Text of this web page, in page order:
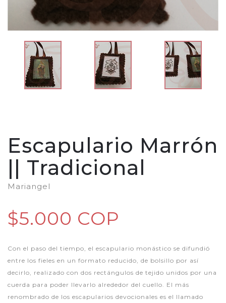
Escapulario Marrón
|| Tradicional
Mariangel
$5.000 COP
Con el paso del tiempo, el escapulario monástico se difundió
entre los fieles en un formato reducido, de bolsillo por así
decirlo, realizado con dos rectángulos de tejido unidos por una
cuerda para poder llevarlo alrededor del cuello. El más
renombrado de los escapularios devocionales es el llamado